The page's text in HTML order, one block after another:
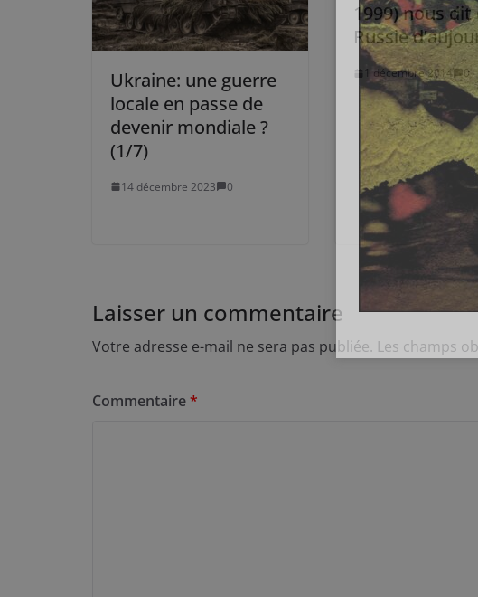
Ukraine: une guerre
locale en passe de
devenir mondiale ?
(1/7)
14 décembre 2023 0
1999) nous dit
Russie
1 décembre 2014 0
Laisser un commentaire
Votre adresse e-mail ne sera pas publiée. Les champs
Commentaire*